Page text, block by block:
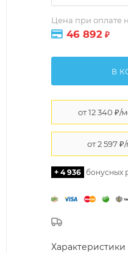
Цена при оплате
46 892 ₽
В
+ 4 936 бонусных
Характеристики